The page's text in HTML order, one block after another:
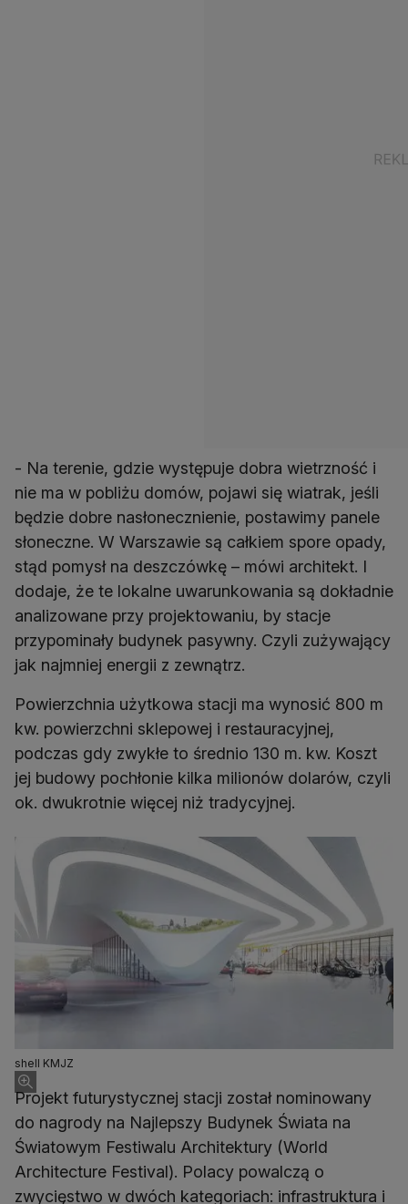
- Na terenie, gdzie występuje dobra wietrzność i
nie ma w pobliżu domów, pojawi się wiatrak, jeśli
będzie dobre nasłonecznienie, postawimy panele
słoneczne. W Warszawie są całkiem spore opady,
stąd pomysł na deszczówkę – mówi architekt. I
dodaje, że te lokalne uwarunkowania są dokładnie
analizowane przy projektowaniu, by stacje
przypominały budynek pasywny. Czyli zużywający
jak najmniej energii z zewnątrz.
Powierzchnia użytkowa stacji ma wynosić 800 m
kw. powierzchni sklepowej i restauracyjnej,
podczas gdy zwykłe to średnio 130 m. kw. Koszt
jej budowy pochłonie kilka milionów dolarów, czyli
ok. dwukrotnie więcej niż tradycyjnej.
shell KMJZ
Projekt futurystycznej stacji został nominowany
do nagrody na Najlepszy Budynek Świata na
Światowym Festiwalu Architektury (World
Architecture Festival). Polacy powalczą o
zwycięstwo w dwóch kategoriach: infrastruktura i